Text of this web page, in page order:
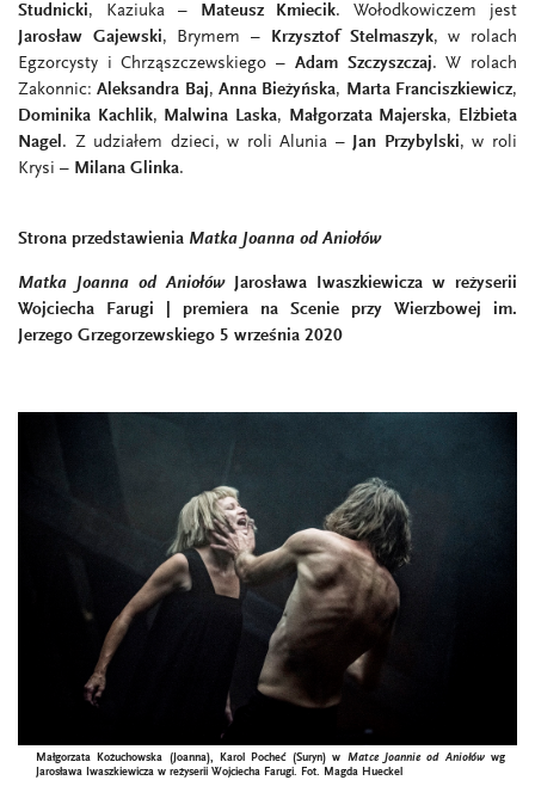
Studnicki, Kaziuka – Mateusz Kmiecik. Wołodkowiczem jest
Jarosław Gajewski, Brymem – Krzysztof Stelmaszyk, w rolach
Egzorcysty i Chrząszczewskiego – Adam Szczyszczaj. W rolach
Zakonnic:Aleksandra Baj,Anna Bieżyńska, Marta Franciszkiewicz,
Dominika Kachlik, Malwina Laska, Małgorzata Majerska,
Elżbieta
Nagel . Z udziałem dzieci, w roli Alunia – Jan Przybylski, w roli
Krysi – Milana Glinka.
Strona przedstawienia Matka Joanna od Aniołów
Matka Joanna od AniołówJarosława Iwaszkiewicza w reżyserii
Wojciecha Farugi | premiera na Scenie przy Wierzbowej im.
Jerzego Grzegorzewskiego 5 września 2020
Małgorzata Kożuchowska (Joanna), Karol Pocheć (Suryn)w Matce Joannie od Aniołówwg
Jarosława Iwaszkiewicza w reżyserii Wojciecha Farugi. Fot. Magda Hueckel